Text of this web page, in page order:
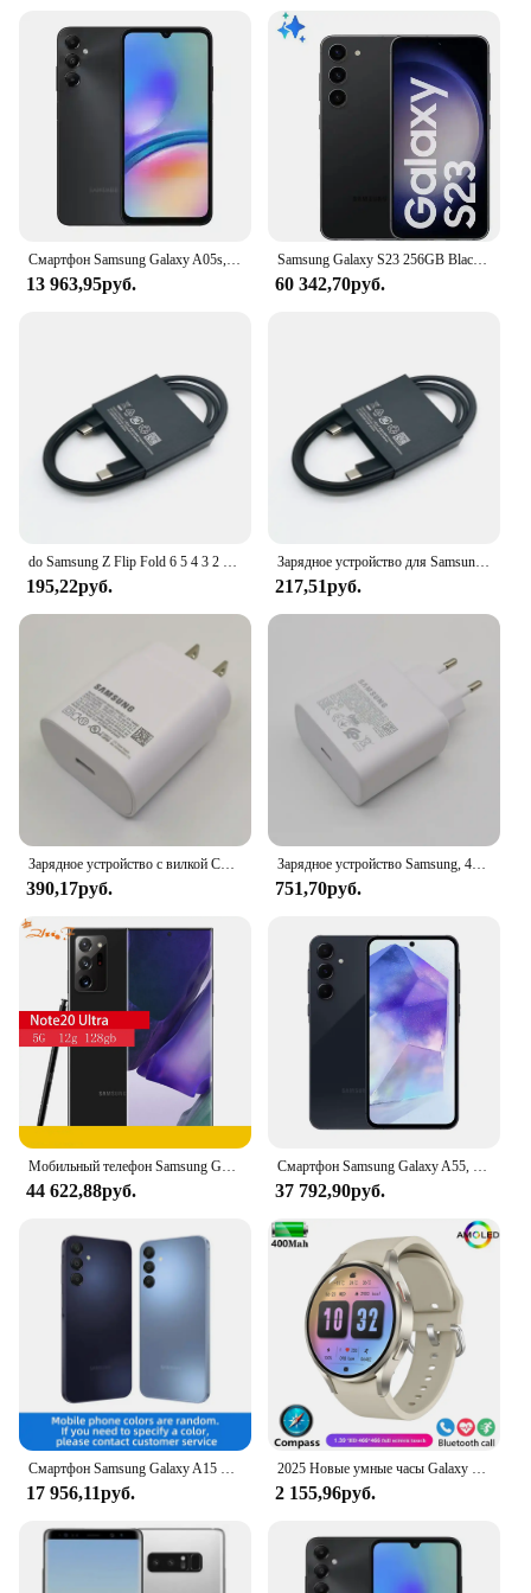
Смартфон Samsung Galaxy A05s, 64 ГБ, фронтальная камера 50 МП, процессор Snapdragon 680, экран 6,7 дюйма FHD +, супербыстрая зарядка 25 Вт
13 963,95руб.
Samsung Galaxy S23 256GB Black 5G 8GB RAM 6,1 ”Triple Camera + Selfie 12MP Smartphone
60 342,70руб.
do Samsung Z Flip Fold 6 5 4 3 2 PD Charger 25W US Super Fast Charge Adapter do Galaxy S24 S23 S22 S21 S20 Note 20 Ultra 10 FE
195,22руб.
Зарядное устройство для Samsung, устройство мощностью 25 Вт, с поддержкой сверхбыстрой зарядки для Galaxy S24, S23, S22, S21, S20, Note 20, Ultra 10, A15, A25, A55, A35, A54, A73
217,51руб.
Зарядное устройство с вилкой США 25 Вт, адаптер для сверхбыстрой зарядки типа C, кабель для Galaxy S20 S21 S22 S23 S24 Note 20 Ultra 10 A55 A54
390,17руб.
Зарядное устройство Samsung, 45 Вт, адаптер для быстрой зарядки, 1,8 м, Тип C, для Galaxy S24, S23, S22, S21, S20, Note 20, Ultra 10 Z, складной, 6, 5, 4, 3, 2
751,70руб.
Мобильный телефон Samsung Galaxy Note20 Ultra 5G N986u N986U1 note20u 128/512 ГБ ROM 12 Гб RAM, одна SIM-карта
44 622,88руб.
Смартфон Samsung Galaxy A55, 1480 дюйма, 50 МП, 25 Вт, 6,6 мАч
37 792,90руб.
Смартфон Samsung Galaxy A15 4g Europe Helio G99, 6,5-дюймовый экран, 6 ОЗУ, 128 ГБ, оригинальный американский телефон на базе Android
17 956,11руб.
2025 Новые умные часы Galaxy Ultra 7 для мужчин, AMOLED-экран, многофункциональный спортивный фитнес-трекер, женские умные часы для здоровья, для часов 7
2 155,96руб.